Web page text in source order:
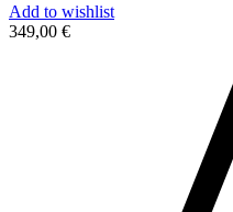
Add to wishlist
349,00 €